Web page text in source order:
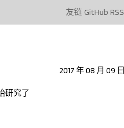
友链 GitHub RSS
2017 年 08 月 09 日
研究了